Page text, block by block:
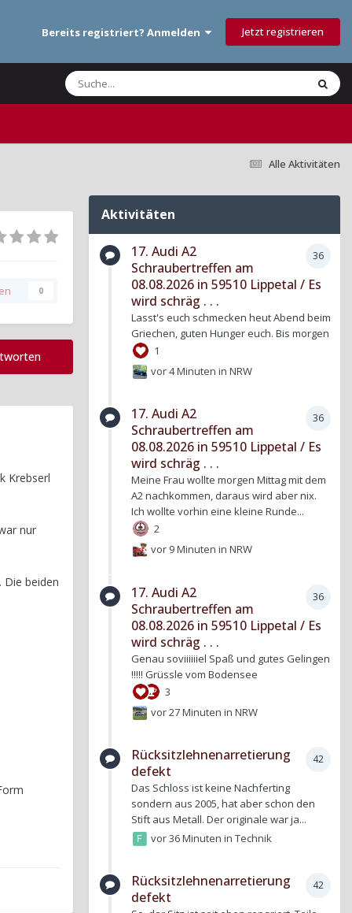
Bereits registriert? Anmelden Jetzt registrieren
Alle Aktivitäten
0
Krebserl
nur
beiden
Aktivitäten
36
17. Audi A2
Schraubertreffen am
08.08.2026 in 59510 Lippetal / Es
wird schräg . . .
Lasst's euch schmecken heut Abend beim
Griechen, guten Hunger euch. Bis morgen
1
vor 4 MinuteninNRW
36
17. Audi A2
Schraubertreffen am
08.08.2026 in 59510 Lippetal / Es
wird schräg . . .
Meine Frau wollte morgen Mittag mit dem
A2 nachkommen, daraus wird aber nix.
Ich wollte vorhin eine kleine Runde...
2
vor 9 MinuteninNRW
36
17. Audi A2
Schraubertreffen am
08.08.2026 in 59510 Lippetal / Es
wird schräg . . .
Genau soviiiiiiel Spaß und gutes Gelingen
!!!!! Grüssle vom Bodensee
3
vor 27 MinuteninNRW
42
Rücksitzlehnenarretierung
defekt
Das Schloss ist keine Nachferting
sondern aus 2005, hat aber schon den
Stift aus Metall. Der originale war ja...
vor 36 MinuteninTechnik
42
Rücksitzlehnenarretierung
defekt